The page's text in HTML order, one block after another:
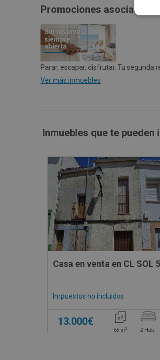
Promociones asociadas
Parar, escapar, disfrutar. Tu segunda
Ver más inmuebles
Inmuebles que te pueden
Casa en venta en CL SOL 5
Impuestos no incluidos
13.000€
65 m 2 2 Hab.